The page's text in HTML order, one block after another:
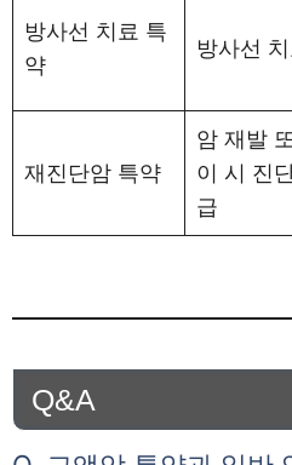
방사선 치료 특
약
방사선
재진단암 특약
암 재발
이 시 진
급
Q&A